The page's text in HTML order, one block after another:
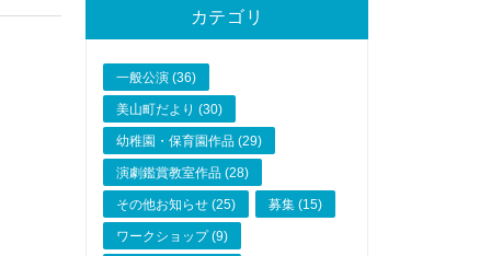
カテゴリ
一般公演 (36)
美山町だより (30)
幼稚園・保育園作品 (29)
演劇鑑賞教室作品 (28)
その他お知らせ (25) 募集 (15)
ワークショップ (9)